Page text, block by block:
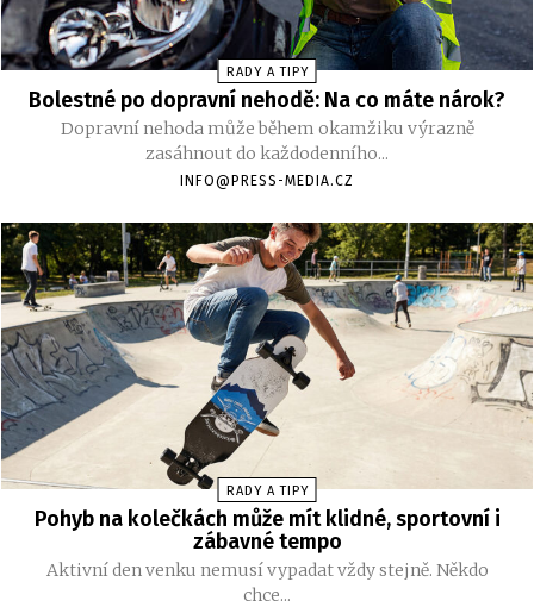
RADY A TIPY
Bolestné po dopravní nehodě: Na co máte nárok?
Dopravní nehoda může během okamžiku výrazně
zasáhnout do každodenního...
INFO@PRESS-MEDIA.CZ
RADY A TIPY
Pohyb na kolečkách může mít klidné, sportovní i
zábavné tempo
Aktivní den venku nemusí vypadat vždy stejně. Někdo
chce...